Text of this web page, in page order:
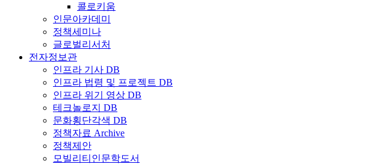
콜로키움
인문아카데미
정책세미나
글로벌리서처
전자정보관
인프라 기사 DB
인프라 법령 및 프로젝트 DB
인프라 위기 영상 DB
테크놀로지 DB
문화횡단각색 DB
정책자료 Archive
정책제안
모빌리티인문학도서